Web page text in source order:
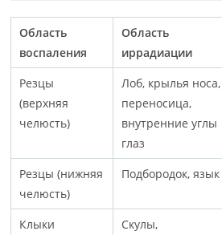
Область
воспаления
Область
иррадиации
Резцы
(верхняя
челюсть)
Лоб, крылья носа,
переносица,
внутренние углы
глаз
Резцы (нижняя
челюсть)
Подбородок, язык
Клыки
Скулы,